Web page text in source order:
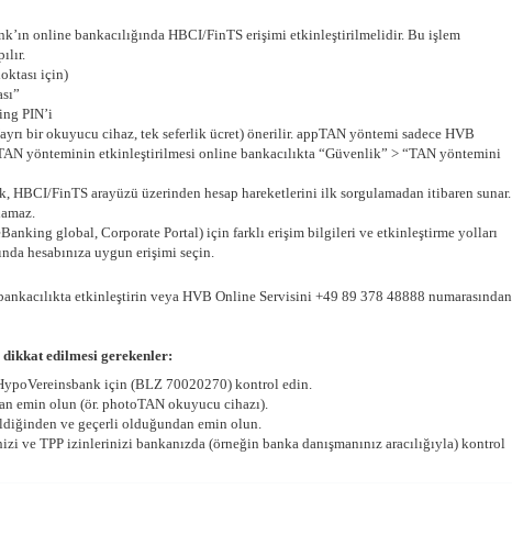
online bankacılığında HBCI/FinTS erişimi etkinleştirilmelidir. Bu işlem
için)
PIN’i
bir okuyucu cihaz, tek seferlik ücret) önerilir. appTAN yöntemi sadece HVB
yönteminin etkinleştirilmesi online bankacılıkta “Güvenlik” > “TAN yöntemini
HBCI/FinTS arayüzü üzerinden hesap hareketlerini ilk sorgulamadan itibaren sunar.
global, Corporate Portal) için farklı erişim bilgileri ve etkinleştirme yolları
hesabınıza uygun erişimi seçin.
etkinleştirin veya HVB Online Servisini +49 89 378 48888 numarasından
edilmesi gerekenler:
için (BLZ 70020270) kontrol edin.
emin olun (ör. photoTAN okuyucu cihazı).
ve geçerli olduğundan emin olun.
ve TPP izinlerinizi bankanızda (örneğin banka danışmanınız aracılığıyla) kontrol